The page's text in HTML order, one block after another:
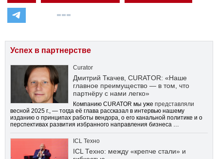
Успех в партнерстве
Curator
Дмитрий Ткачев, CURATOR: «Наше
главное преимущество — в том, что
партнёру с нами легко»
Компанию CURATOR мы уже представляли
весной 2025 г., — тогда её глава рассказал в интервью нашему
изданию о принципах работы вендора, о его канальной политике и о
перспективах развития избранного направления бизнеса …
ICL Техно
ICL Техно: между «крепче стали» и